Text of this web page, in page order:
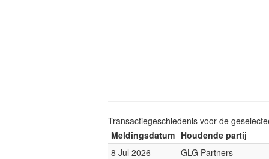
Transactiegeschiedenis voor de
Meldingsdatum Houdende partij
8 Jul 2026
GLG Partners